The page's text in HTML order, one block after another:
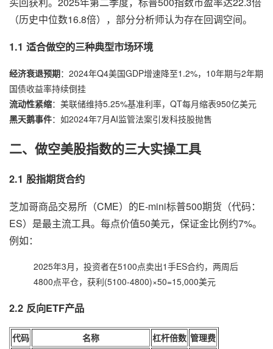
（历史中位数16.8倍），部分分析师认为存在回调空间。
1.1 适合做空的三种典型市场环境
经济衰退预期：2024年Q4美国GDP增速降至1.2%，10年期与2年期
国债收益率持续倒挂
流动性紧缩：美联储维持5.25%基准利率，QT每月缩表950亿美元
黑天鹅事件：如2024年7月AI监管法案引发科技股抛售
二、做空美股指数的三大实操工具
2.1 股指期货合约
芝加哥商品交易所（CME）的E-mini标普500期货（代码：
ES）是最主流工具。每点价值50美元，保证金比例约7%。
例如：
2025年3月，投资者在5100点卖出1手ES合约，两周后
4800点平仓，获利(5100-4800)×50=15,000美元
2.2 反向ETF产品
代码 名称 杠杆倍数 管理费